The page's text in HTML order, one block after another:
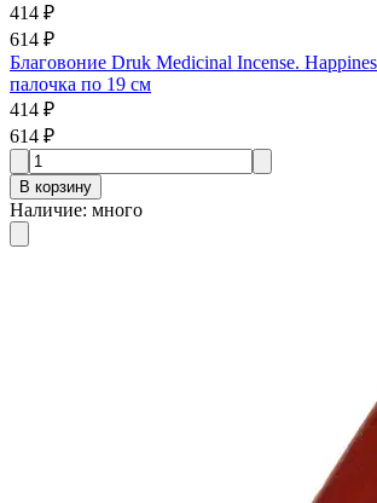
414 ₽
614 ₽
Благовоние Druk Medicinal Incense.
палочка по 19 см
414 ₽
614 ₽
В корзину
Наличие: много